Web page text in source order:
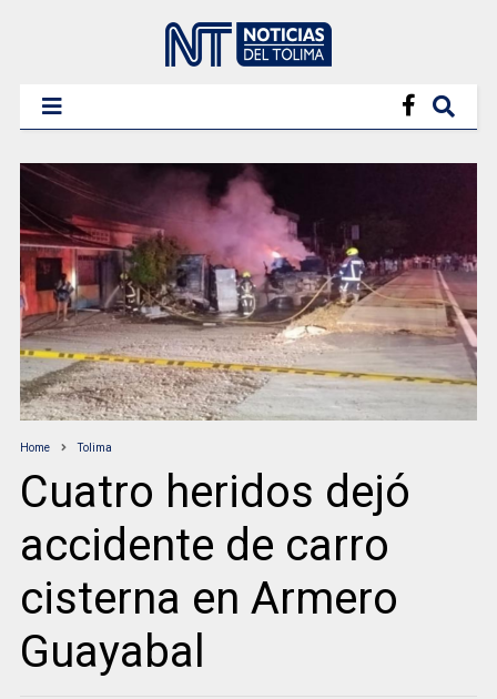
Home Tolima
Cuatro heridos dejó
accidente de carro
cisterna en Armero
Guayabal